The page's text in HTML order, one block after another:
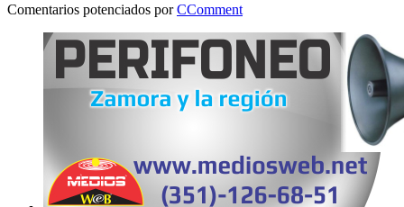
Comentarios potenciados porCComment